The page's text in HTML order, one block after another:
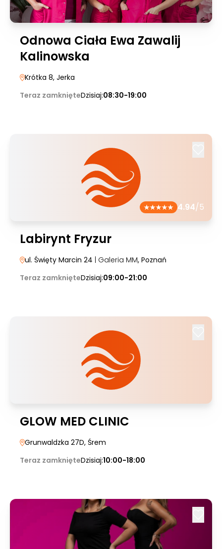
Odnowa Ciała Ewa Zawalij
Kalinowska
Krótka 8, Jerka
Teraz zamknięteDzisiaj:08:30-19:00
4.94/5
Labirynt Fryzur
ul. Święty Marcin 24 | Galeria MM, Poznań
Teraz zamknięteDzisiaj:09:00-21:00
GLOW MED CLINIC
Grunwaldzka 27D, Śrem
Teraz zamknięteDzisiaj:10:00-18:00